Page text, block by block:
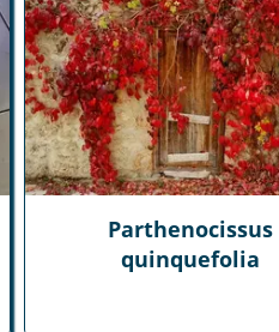
Parthenocissus
quinquefolia